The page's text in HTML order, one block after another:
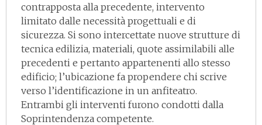
contrapposta alla precedente, intervento
limitato dalle necessità progettuali e di
sicurezza. Si sono intercettate nuove strutture di
tecnica edilizia, materiali, quote assimilabili alle
precedenti e pertanto appartenenti allo stesso
edificio; l’ubicazione fa propendere chi scrive
verso l’identificazione in un anfiteatro.
Entrambi gli interventi furono condotti dalla
Soprintendenza competente.